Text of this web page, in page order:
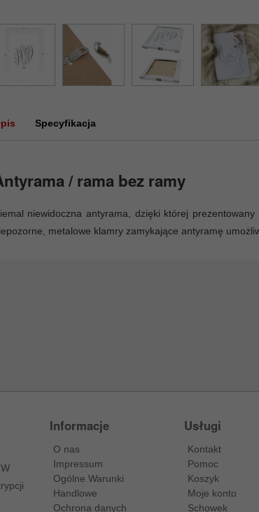
Specyfikacja
/ rama bez ramy
niewidoczna antyrama, dzięki której
metalowe klamry zamykające antyramę
Informacje
O nas
Impressum
Ogólne Warunki
Handlowe
Ochrona danych
Usługi
Kontakt
Pomoc
Koszyk
Moje konto
Schowek